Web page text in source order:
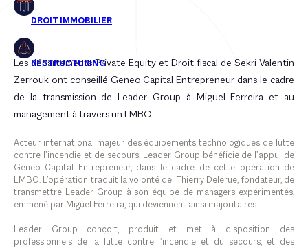
Les départements Private Equity et Droit fiscal de Sekri Valentin
Zerrouk ont conseillé Geneo Capital Entrepreneur dans le cadre
de la transmission de Leader Group à Miguel Ferreira et au
management à travers un LMBO.
Acteur international majeur des équipements technologiques de lutte
contre l’incendie et de secours, Leader Group bénéficie de l’appui de
Geneo Capital Entrepreneur, dans le cadre de cette opération de
LMBO. L’opération traduit la volonté de Thierry Delerue, fondateur, de
transmettre Leader Group à son équipe de managers expérimentés,
emmené par Miguel Ferreira, qui deviennent ainsi majoritaires.
Leader Group conçoit, produit et met à disposition des
professionnels de la lutte contre l’incendie et du secours, et des